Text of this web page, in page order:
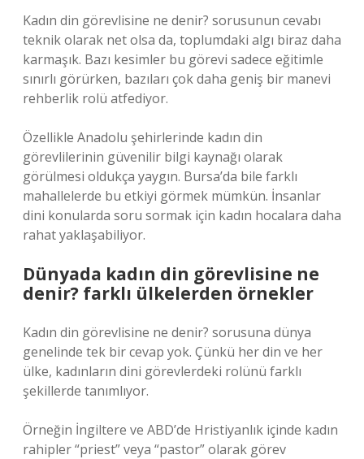
Kadın din görevlisine ne denir? sorusunun cevabı
teknik olarak net olsa da, toplumdaki algı biraz daha
karmaşık. Bazı kesimler bu görevi sadece eğitimle
sınırlı görürken, bazıları çok daha geniş bir manevi
rehberlik rolü atfediyor.
Özellikle Anadolu şehirlerinde kadın din
görevlilerinin güvenilir bilgi kaynağı olarak
görülmesi oldukça yaygın. Bursa’da bile farklı
mahallelerde bu etkiyi görmek mümkün. İnsanlar
dini konularda soru sormak için kadın hocalara daha
rahat yaklaşabiliyor.
Dünyada kadın din görevlisine ne
denir? farklı ülkelerden örnekler
Kadın din görevlisine ne denir? sorusuna dünya
genelinde tek bir cevap yok. Çünkü her din ve her
ülke, kadınların dini görevlerdeki rolünü farklı
şekillerde tanımlıyor.
Örneğin İngiltere ve ABD’de Hristiyanlık içinde kadın
rahipler “priest” veya “pastor” olarak görev